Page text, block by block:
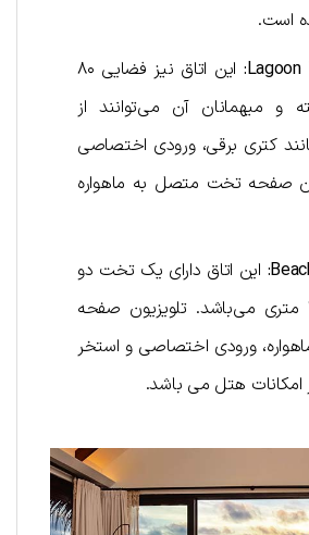
است.
:
این اتاق نیز فضایی ۸۰
و میهمانان آن می‌توانند از
کتری برقی، ورودی اختصاصی
صفحه تخت متصل به ماهواره
: این اتاق دارای یک تخت دو
نفره و فضای ۷۸ متری می‌باشد. تلویزیون صفحه
ورودی اختصاصی و استخر
امکانات هتل می باشد.